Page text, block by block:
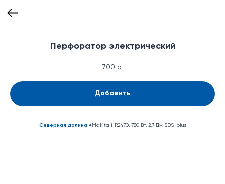
Перфоратор электрический
700 р.
Добавить
Северная долина ●Makita HR2470, 780 Вт, 2,7 Дж SDS-plus